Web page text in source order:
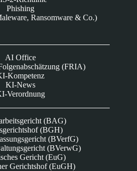
Phishing
Ransomware & Co.)
AI Office
(FRIA)
Kompetenz
KI-News
Verordnung
(BAG)
(BGH)
(BVerfG)
(BVerwG)
Gericht (EuG)
Gerichtshof (EuGH)